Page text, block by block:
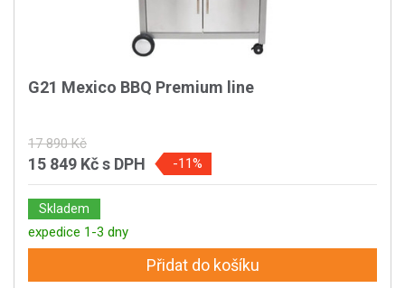
G21 Mexico BBQ Premium line
17 890 Kč
15 849 Kčs DPH -11%
Skladem
expedice 1-3 dny
Přidat do košíku